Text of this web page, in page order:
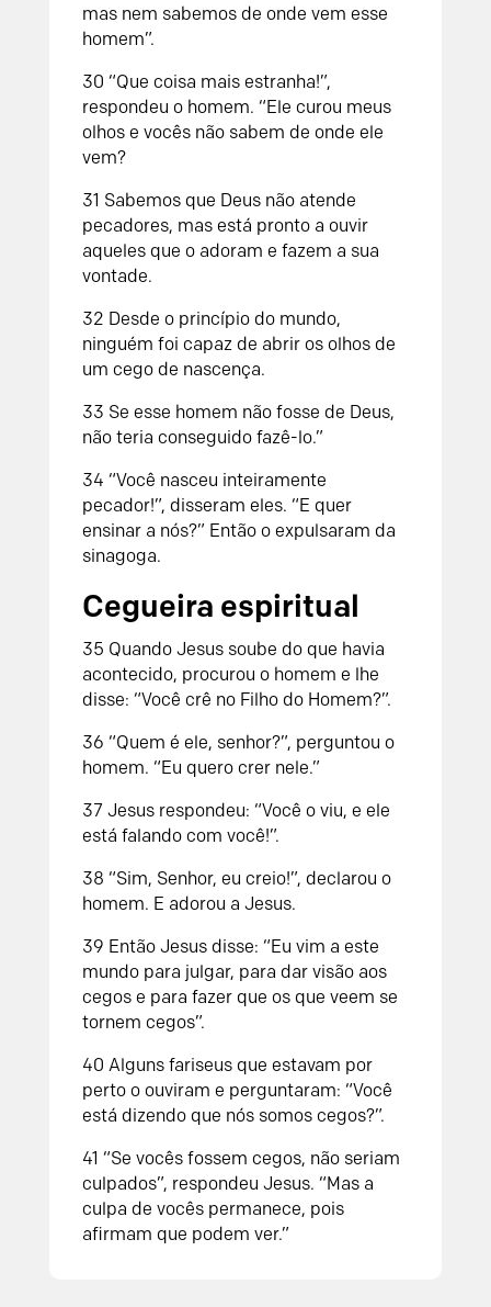
mas nem sabemos de onde vem esse
homem”.
30 “Que coisa mais estranha!”,
respondeu o homem. “Ele curou meus
olhos e vocês não sabem de onde ele
vem?
31 Sabemos que Deus não atende
pecadores, mas está pronto a ouvir
aqueles que o adoram e fazem a sua
vontade.
32 Desde o princípio do mundo,
ninguém foi capaz de abrir os olhos de
um cego de nascença.
33 Se esse homem não fosse de Deus,
não teria conseguido fazê-lo.”
34 “Você nasceu inteiramente
pecador!”, disseram eles. “E quer
ensinar a nós?” Então o expulsaram da
sinagoga.
Cegueira espiritual
35 Quando Jesus soube do que havia
acontecido, procurou o homem e lhe
disse: “Você crê no Filho do Homem?”.
36 “Quem é ele, senhor?”, perguntou o
homem. “Eu quero crer nele.”
37 Jesus respondeu: “Você o viu, e ele
está falando com você!”.
38 “Sim, Senhor, eu creio!”, declarou o
homem. E adorou a Jesus.
39 Então Jesus disse: “Eu vim a este
mundo para julgar, para dar visão aos
cegos e para fazer que os que veem se
tornem cegos”.
40 Alguns fariseus que estavam por
perto o ouviram e perguntaram: “Você
está dizendo que nós somos cegos?”.
41 “Se vocês fossem cegos, não seriam
culpados”, respondeu Jesus. “Mas a
culpa de vocês permanece, pois
afirmam que podem ver.”